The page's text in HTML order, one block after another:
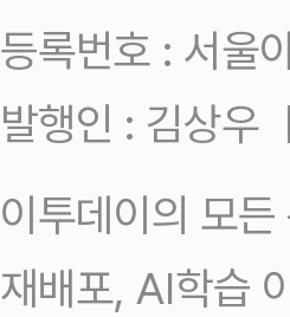
등록번호 : 서
발행인 : 김상우
이투데이의 모
재배포, AI학습